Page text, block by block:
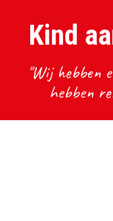
Kind
"Wij hebben
hebben